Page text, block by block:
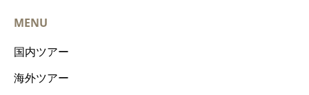
MENU
国内ツアー
海外ツアー